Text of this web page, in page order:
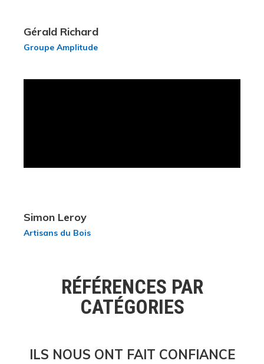
Gérald Richard
Groupe Amplitude
Simon Leroy
Artisans du Bois
RÉFÉRENCES PAR
CATÉGORIES
ILS NOUS ONT FAIT CONFIANCE